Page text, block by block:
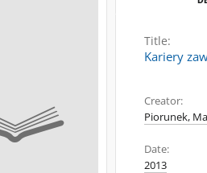
Title:
Kariery
Creator:
Piorunek,
Date:
2013